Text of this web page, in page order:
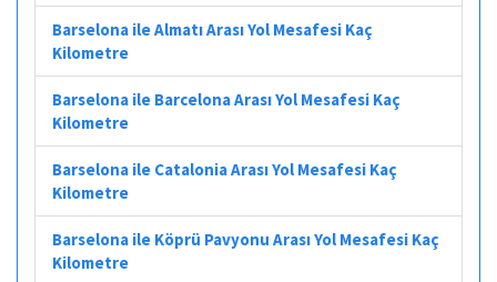
Barselona ile Almatı Arası Yol Mesafesi Kaç
Kilometre
Barselona ile Barcelona Arası Yol Mesafesi Kaç
Kilometre
Barselona ile Catalonia Arası Yol Mesafesi Kaç
Kilometre
Barselona ile Köprü Pavyonu Arası Yol Mesafesi Kaç
Kilometre